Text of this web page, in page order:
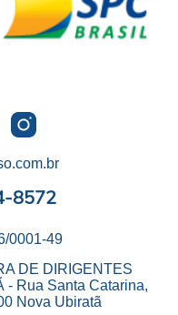
8572
0001-49
DE DIRIGENTES
- Rua Santa Catarina,
Nova Ubiratã